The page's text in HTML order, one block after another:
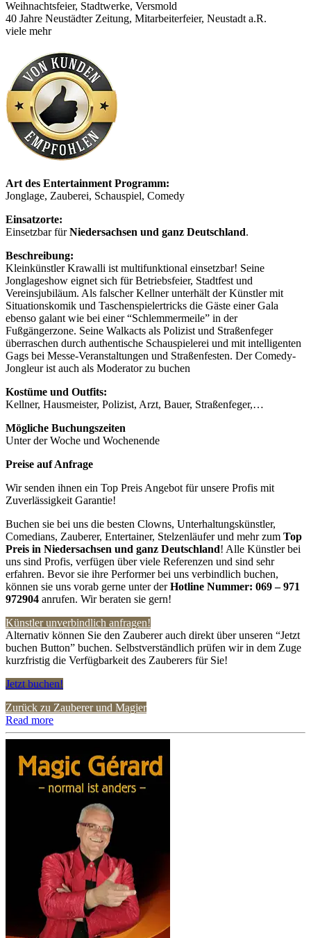
Weihnachtsfeier, Stadtwerke, Versmold
40 Jahre Neustädter Zeitung, Mitarbeiterfeier, Neustadt a.R.
viele mehr
Art des Entertainment Programm:
Jonglage, Zauberei, Schauspiel, Comedy
Einsatzorte:
Einsetzbar fürNiedersachsen und ganz Deutschland.
Beschreibung:
Kleinkünstler Krawalli ist multifunktional einsetzbar! Seine
Jonglageshow eignet sich für Betriebsfeier, Stadtfest und
Vereinsjubiläum. Als falscher Kellner unterhält der Künstler mit
Situationskomik und Taschenspielertricks die Gäste einer Gala
ebenso galant wie bei einer “Schlemmermeile” in der
Fußgängerzone. Seine Walkacts als Polizist und Straßenfeger
überraschen durch authentische Schauspielerei und mit intelligenten
Gags bei Messe-Veranstaltungen und Straßenfesten. Der Comedy-
Jongleur ist auch als Moderator zu buchen
Kostüme und Outfits:
Kellner, Hausmeister, Polizist, Arzt, Bauer, Straßenfeger,…
Mögliche Buchungszeiten
Unter der Woche und Wochenende
Preise auf Anfrage
Wir senden ihnen ein Top Preis Angebot für unsere Profis mit
Zuverlässigkeit Garantie!
Buchen sie bei uns die besten Clowns, Unterhaltungskünstler,
Comedians, Zauberer, Entertainer, Stelzenläufer und mehr zum Top
Preis in Niedersachsen und ganz Deutschland! Alle Künstler bei
uns sind Profis, verfügen über viele Referenzen und sind sehr
erfahren. Bevor sie ihre Performer bei uns verbindlich buchen,
können sie uns vorab gerne unter derHotline Nummer: 069 – 971
972904 anrufen. Wir beraten sie gern!
Künstler unverbindlich anfragen!
Alternativ können Sie den Zauberer auch direkt über unseren “Jetzt
buchen Button” buchen. Selbstverständlich prüfen wir in dem Zuge
kurzfristig die Verfügbarkeit des Zauberers für Sie!
Jetzt buchen!
Zurück zu Zauberer und Magier
Read more